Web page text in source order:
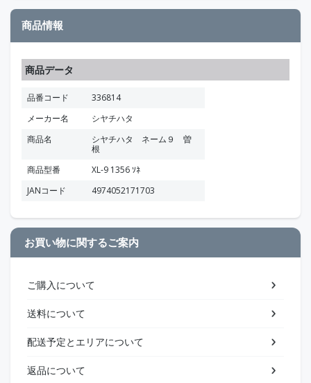
商品情報
商品データ
品番コード
336814
メーカー名
シヤチハタ
商品名
シヤチハタ ネーム９ 曽
根
商品型番
XL-9 1356 ｿﾈ
JANコード
4974052171703
お買い物に関するご案内
ご購入について
送料について
配送予定とエリアについて
返品について